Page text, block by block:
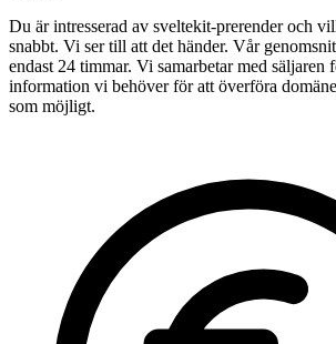
Du är intresserad av sveltekit-prerender och
snabbt. Vi ser till att det händer. Vår
endast 24 timmar. Vi samarbetar med säljaren
information vi behöver för att överföra
som möjligt.